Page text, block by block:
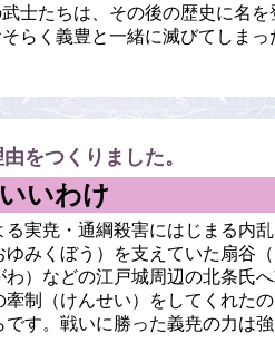
武士たちは、その後の歴史に名を
らく義豊と一緒に滅びてしまっ
をつくりました。
いわけ
る実尭・通綱殺害にはじまる内
ゆみくぼう）を支えていた扇谷
わ）などの江戸城周辺の北条氏
牽制（けんせい）をしてくれた
です。戦いに勝った義尭の力は